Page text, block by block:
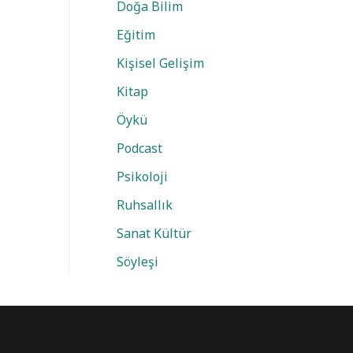
Doğa Bilim
Eğitim
Kişisel Gelişim
Kitap
Öykü
Podcast
Psikoloji
Ruhsallık
Sanat Kültür
Söyleşi